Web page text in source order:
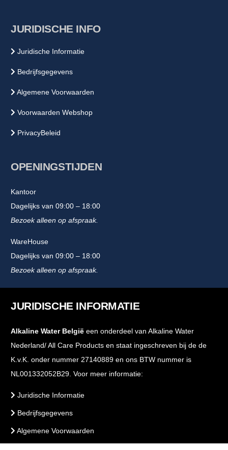
JURIDISCHE INFO
Juridische Informatie
Bedrijfsgegevens
Algemene Voorwaarden
Voorwaarden Webshop
PrivacyBeleid
OPENINGSTIJDEN
Kantoor
Dagelijks van 09:00 – 18:00
Bezoek alleen op afspraak.
WareHouse
Dagelijks van 09:00 – 18:00
Bezoek alleen op afspraak.
JURIDISCHE INFORMATIE
Alkaline Water België een onderdeel van Alkaline Water
Nederland/ All Care Products en staat ingeschreven bij de de
K.v.K. onder nummer 27140889 en ons BTW nummer is
NL001332052B29. Voor meer informatie:
Juridische Informatie
Bedrijfsgegevens
Algemene Voorwaarden